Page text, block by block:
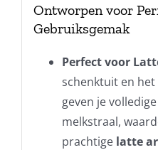
Ontworpen voor
Gebruiksgemak
Perfect voor
schenktuit en
geven je
melkstraal,
prachtige latte